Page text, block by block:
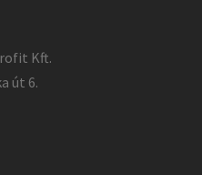
Kft.
út 6.